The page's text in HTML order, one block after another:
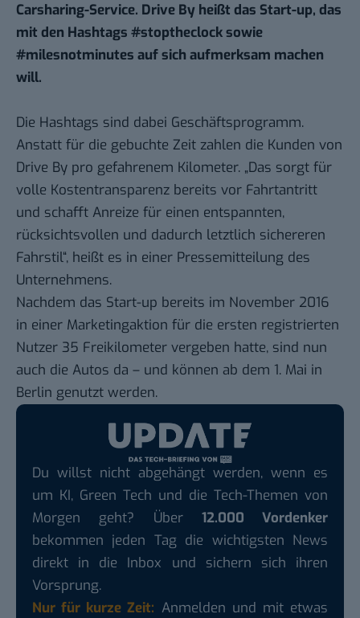
Carsharing-Service. Drive By heißt das Start-up, das
mit den Hashtags #stoptheclock sowie
#milesnotminutes auf sich aufmerksam machen
will.
Die Hashtags sind dabei Geschäftsprogramm.
Anstatt für die gebuchte Zeit zahlen die Kunden von
Drive By pro gefahrenem Kilometer. „Das sorgt für
volle Kostentransparenz bereits vor Fahrtantritt
und schafft Anreize für einen entspannten,
rücksichtsvollen und dadurch letztlich sichereren
Fahrstil“, heißt es in einer Pressemitteilung des
Unternehmens.
Nachdem das Start-up bereits im November 2016
in einer Marketingaktion für die ersten registrierten
Nutzer 35 Freikilometer vergeben hatte, sind nun
auch die Autos da – und können ab dem 1. Mai in
Berlin genutzt werden.
Du willst nicht abgehängt werden, wenn es
um KI, Green Tech und die Tech-Themen von
Morgen geht? Über 12.000 Vordenker
bekommen jeden Tag die wichtigsten News
direkt in die Inbox und sichern sich ihren
Vorsprung.
Nur für kurze Zeit: Anmelden und mit etwas